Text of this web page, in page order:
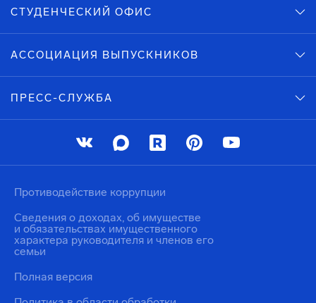
СТУДЕНЧЕСКИЙ ОФИС
АССОЦИАЦИЯ ВЫПУСКНИКОВ
ПРЕСС-СЛУЖБА
Противодействие коррупции
Сведения о доходах, об имуществе
и обязательствах имущественного
характера руководителя и членов его
семьи
Полная версия